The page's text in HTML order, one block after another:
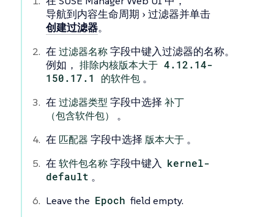
导航到内容生命周期 过滤器并单击
创建过滤器。
在 过滤器名称字段中键入过滤器的名称。
例如， 排除内核版本大于 4.12.14-
150.17.1 的软件包 。
在 过滤器类型 字段中选择 补丁
（包含软件包）
。
在 匹配器 字段中选择 版本大于 。
在 软件包名称字段中键入 kernel-
default 。
Leave the Epoch field empty.